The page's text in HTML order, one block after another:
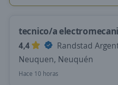
tecnico/a
4,4
Randstad
Neuquen, Neuquén
Hace 10 horas